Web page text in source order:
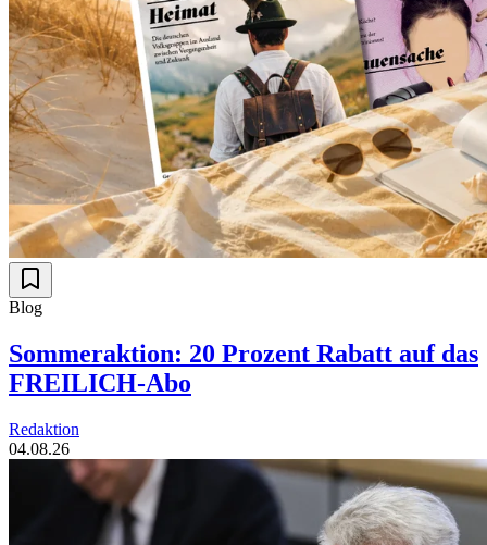
Blog
Sommeraktion: 20 Prozent Rabatt auf das
FREILICH-Abo
Redaktion
04.08.26